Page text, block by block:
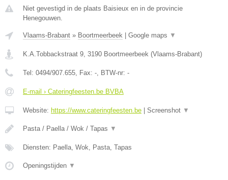
Niet gevestigd in de plaats Baisieux en in de provincie
Henegouwen.
Vlaams-Brabant » Boortmeerbeek Google maps ▼
K.A.Tobbackstraat 9, 3190 Boortmeerbeek (Vlaams-Brabant)
Tel: 0494/907.655, Fax: -, BTW-nr: -
E-mail › Cateringfeesten.be BVBA
Website: https://www.cateringfeesten.be Screenshot ▼
Pasta / Paella / Wok / Tapas ▼
Diensten: Paella, Wok, Pasta, Tapas
Openingstijden ▼